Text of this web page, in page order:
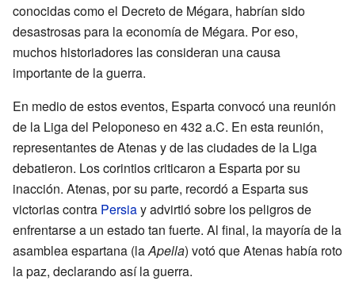
conocidas como el Decreto de Mégara, habrían sido
desastrosas para la economía de Mégara. Por eso,
muchos historiadores las consideran una causa
importante de la guerra.
En medio de estos eventos, Esparta convocó una reunión
de la Liga del Peloponeso en 432 a.C. En esta reunión,
representantes de Atenas y de las ciudades de la Liga
debatieron. Los corintios criticaron a Esparta por su
inacción. Atenas, por su parte, recordó a Esparta sus
victorias contra Persiay advirtió sobre los peligros de
enfrentarse a un estado tan fuerte. Al final, la mayoría de la
asamblea espartana (laApella) votó que Atenas había roto
la paz, declarando así la guerra.